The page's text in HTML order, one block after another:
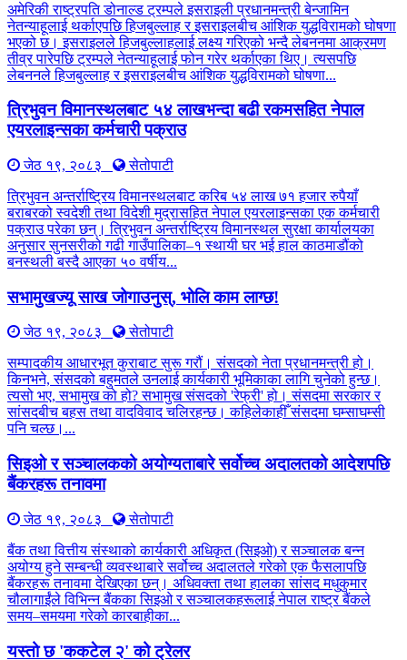
अमेरिकी राष्ट्रपति डोनाल्ड ट्रम्पले इसराइली प्रधानमन्त्री बेन्जामिन
नेतन्याहूलाई थर्काएपछि हिजबुल्लाह र इसराइलबीच आंशिक युद्धविरामको घोषणा
भएको छ। इसराइलले हिजबुल्लाहलाई लक्ष्य गरिएको भन्दै लेबननमा आक्रमण
तीव्र पारेपछि ट्रम्पले नेतन्याहूलाई फोन गरेर थर्काएका थिए। त्यसपछि
लेबननले हिजबुल्लाह र इसराइलबीच आंशिक युद्धविरामको घोषणा...
त्रिभुवन विमानस्थलबाट ५४ लाखभन्दा बढी रकमसहित नेपाल
एयरलाइन्सका कर्मचारी पक्राउ
जेठ १९, २०८३
सेतोपाटी
त्रिभुवन अन्तर्राष्ट्रिय विमानस्थलबाट करिब ५४ लाख ७१ हजार रुपैयाँ
बराबरको स्वदेशी तथा विदेशी मुद्रासहित नेपाल एयरलाइन्सका एक कर्मचारी
पक्राउ परेका छन्। त्रिभुवन अन्तर्राष्ट्रिय विमानस्थल सुरक्षा कार्यालयका
अनुसार सुनसरीको गढी गाउँपालिका–१ स्थायी घर भई हाल काठमाडौंको
बनस्थली बस्दै आएका ५० वर्षीय...
सभामुखज्यू साख जोगाउनुस्, भोलि काम लाग्छ!
जेठ १९, २०८३
सेतोपाटी
सम्पादकीय आधारभूत कुराबाट सुरू गरौं। संसदको नेता प्रधानमन्त्री हो।
किनभने, संसदको बहुमतले उनलाई कार्यकारी भूमिकाका लागि चुनेको हुन्छ।
त्यसो भए, सभामुख को हो? सभामुख संसदको 'रेफ्री' हो। संसदमा सरकार र
सांसदबीच बहस तथा वादविवाद चलिरहन्छ। कहिलेकाहीँ संसदमा घम्साघम्सी
पनि चल्छ।...
सिइओ र सञ्चालकको अयोग्यताबारे सर्वोच्च अदालतको आदेशपछि
बैंकरहरू तनावमा
जेठ १९, २०८३
सेतोपाटी
बैंक तथा वित्तीय संस्थाको कार्यकारी अधिकृत (सिइओ) र सञ्चालक बन्न
अयोग्य हुने सम्बन्धी व्यवस्थाबारे सर्वोच्च अदालतले गरेको एक फैसलापछि
बैंकरहरू तनावमा देखिएका छन्। अधिवक्ता तथा हालका सांसद मधुकुमार
चौलागाईंले विभिन्न बैंकका सिइओ र सञ्चालकहरूलाई नेपाल राष्ट्र बैंकले
समय–समयमा गरेको कारबाहीका...
यस्तो छ 'ककटेल २' को ट्रेलर